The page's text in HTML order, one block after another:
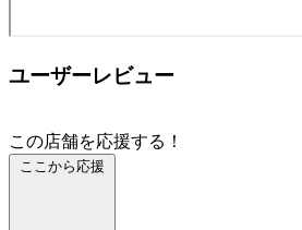
ユーザーレビュー
この店舗を応援する！
ここから応援